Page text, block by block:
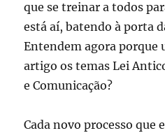
que se treinar a todos
está aí, batendo à porta
Entendem agora
artigo os temas Lei
e Comunicação?
Cada novo processo que